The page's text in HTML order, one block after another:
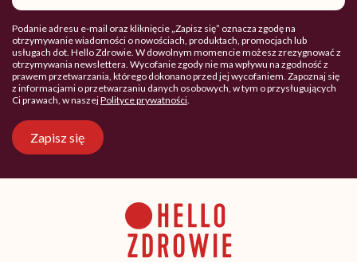
Podanie adresu e-mail oraz kliknięcie „Zapisz się” oznacza zgodę na
otrzymywanie wiadomości o nowościach, produktach, promocjach lub
usługach dot. Hello Zdrowie. W dowolnym momencie możesz zrezygnować z
otrzymywania newslettera. Wycofanie zgody nie ma wpływu na zgodność z
prawem przetwarzania, którego dokonano przed jej wycofaniem. Zapoznaj się
z informacjami o przetwarzaniu danych osobowych, w tym o przysługujących
Ci prawach, w naszejPolityce prywatności.
Zapisz się